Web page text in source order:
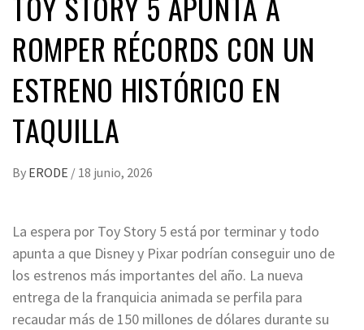
ROMPER RÉCORDS CON UN
ESTRENO HISTÓRICO EN
TAQUILLA
By ERODE / 18 junio, 2026
La espera por Toy Story 5 está por terminar y todo
apunta a que Disney y Pixar podrían conseguir uno de
los estrenos más importantes del año. La nueva
entrega de la franquicia animada se perfila para
recaudar más de 150 millones de dólares durante su